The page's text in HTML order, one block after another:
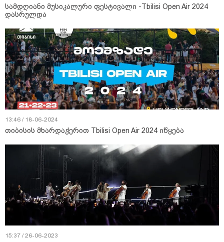
სამდღიანი მუსიკალური ფესტივალი -Tbilisi Open Air 2024
დასრულდა
13:46 / 18-06-2024
თიბისის მხარდაჭერით Tbilisi Open Air 2024 იწყება
15:37 / 26-06-2023